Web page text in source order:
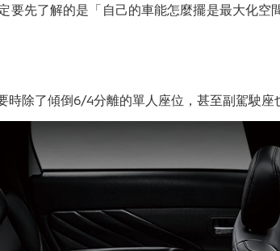
要先了解的是「自己的車能怎麼擺是最大化
時除了傾倒6/4分離的單人座位，甚至副駕駛座